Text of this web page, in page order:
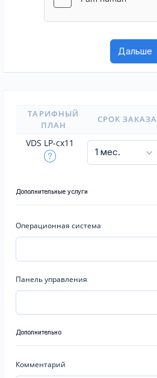
ТАРИФНЫЙ
ПЛАН
СРОК ЗАКАЗА
VDS LP-cx11
Дополнительные услуги
Операционная система
Панель управления
Дополнительно
Комментарий